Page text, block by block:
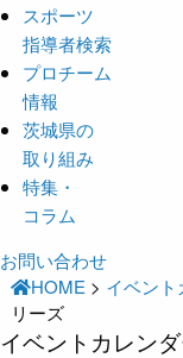
スポーツ
指導者検索
プロチーム
情報
茨城県の
取り組み
特集・
コラム
お問い合わせ
HOME > イベント
リーズ
イベントカレン